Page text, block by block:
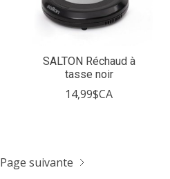
SALTON Réchaud à
tasse noir
14,99$CA
Page suivante